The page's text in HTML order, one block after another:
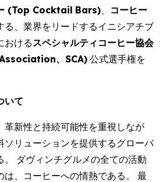
(Top Cocktail Bars)、 コーヒー
る、業界をリードするイニシアチブ
おけるスペシャルティコーヒー協会
、SCA) 公式選手権を
いて
革新性と持続可能性を重視しなが
ソリューションを提供するグローバ
。 ダヴィンチグルメの全ての活動
は、コーヒーへの情熱である。 最